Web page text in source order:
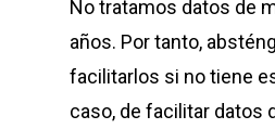
No tratamos datos de
años. Por tanto,
facilitarlos si no tiene
caso, de facilitar datos